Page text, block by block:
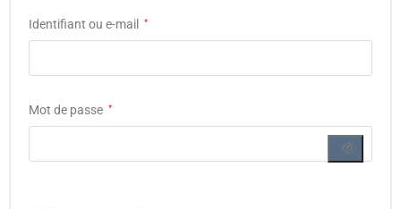
Identifiant ou e-mail *
Mot de passe *